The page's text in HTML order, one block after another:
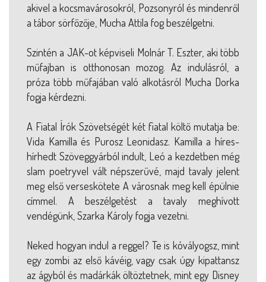
akivel a kocsmavárosokról, Pozsonyról és mindenről
a tábor sörfőzője, Mucha Attila fog beszélgetni.
Szintén a JAK-ot képviseli Molnár T. Eszter, aki több
műfajban is otthonosan mozog. Az indulásról, a
próza több műfajában való alkotásról Mucha Dorka
fogja kérdezni.
A Fiatal Írók Szövetségét két fiatal költő mutatja be:
Vida Kamilla és Purosz Leonidasz. Kamilla a híres-
hírhedt Szöveggyárból indult, Leó a kezdetben még
slam poetryvel vált népszerűvé, majd tavaly jelent
meg első verseskötete A városnak meg kell épülnie
címmel. A beszélgetést a tavaly meghívott
vendégünk, Szarka Károly fogja vezetni.
Neked hogyan indul a reggel? Te is kóvályogsz, mint
egy zombi az első kávéig, vagy csak úgy kipattansz
az ágyból és madárkák öltöztetnek, mint egy Disney